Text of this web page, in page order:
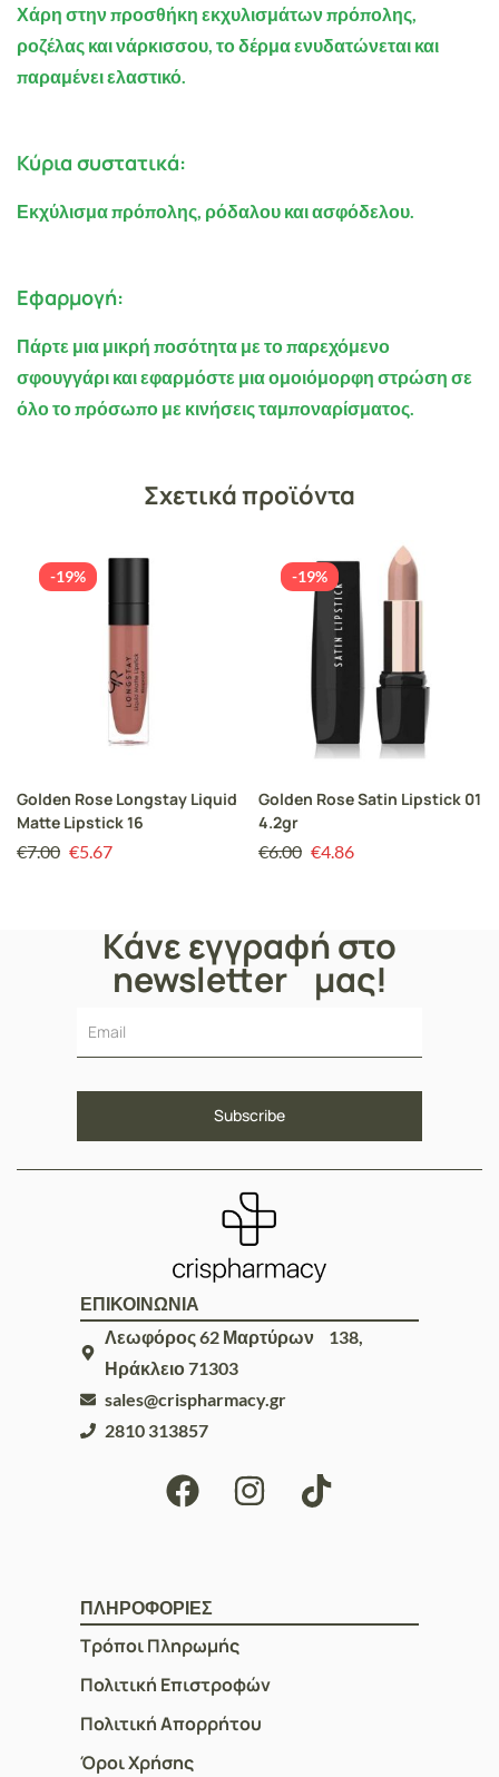
Χάρη στην προσθήκη εκχυλισμάτων πρόπολης,
ροζέλας και νάρκισσου, το δέρμα ενυδατώνεται και
παραμένει ελαστικό.
Κύρια συστατικά:
Εκχύλισμα πρόπολης, ρόδαλου και ασφόδελου.
Εφαρμογή:
Πάρτε μια μικρή ποσότητα με το παρεχόμενο
σφουγγάρι και εφαρμόστε μια ομοιόμορφη στρώση σε
όλο το πρόσωπο με κινήσεις ταμποναρίσματος.
Σχετικά προϊόντα
-19%
Golden Rose Longstay Liquid
Matte Lipstick 16
€7.00 €5.67
-19%
Golden Rose Satin Lipstick 01
4.2gr
€6.00 €4.86
Κάνε εγγραφή στο
newsletter μας!
ΕΠΙΚΟΙΝΩΝΙΑ
Λεωφόρος 62 Μαρτύρων 138,
Ηράκλειο 71303
sales@crispharmacy.gr
2810 313857
ΠΛΗΡΟΦΟΡΙΕΣ
Τρόποι Πληρωμής
Πολιτική Επιστροφών
Πολιτική Απορρήτου
Όροι Χρήσης